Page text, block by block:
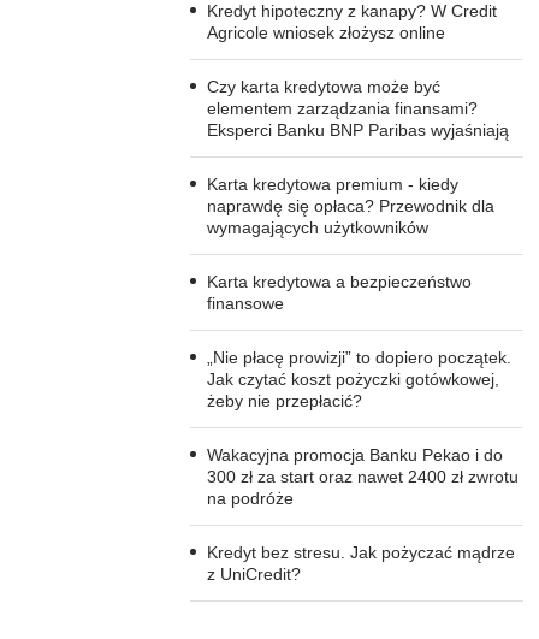
Kredyt hipoteczny z kanapy? W Credit
Agricole wniosek złożysz online
Czy karta kredytowa może być
elementem zarządzania finansami?
Eksperci Banku BNP Paribas wyjaśniają
Karta kredytowa premium - kiedy
naprawdę się opłaca? Przewodnik dla
wymagających użytkowników
Karta kredytowa a bezpieczeństwo
finansowe
„Nie płacę prowizji” to dopiero początek.
Jak czytać koszt pożyczki gotówkowej,
żeby nie przepłacić?
Wakacyjna promocja Banku Pekao i do
300 zł za start oraz nawet 2400 zł zwrotu
na podróże
Kredyt bez stresu. Jak pożyczać mądrze
z UniCredit?